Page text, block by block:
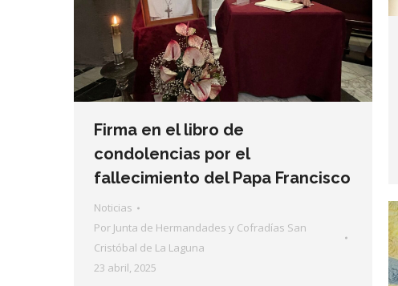
Firma en el libro de
condolencias por el
fallecimiento del Papa Francisco
Noticias
Por Junta de Hermandades y Cofradías San
Cristóbal de La Laguna
23 abril, 2025